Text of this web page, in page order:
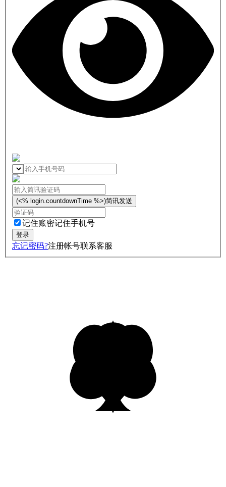
(<% login.countdownTime %>)简讯发送
记住账密记住手机号
忘记密码?注册帐号联系客服